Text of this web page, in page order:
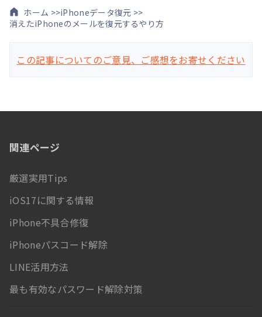
ホーム >>iPhoneデータ復元 >>
消えたiPhoneのメールを復元するやり方
この記事についてのご意見、ご感想をお寄せください
関連ページ
厳選実用Tips
iOS17に関する情報
iPhone不具合修復
iPhoneパスコード解除
LINE活用方法
最も有効なパスワード解除対策